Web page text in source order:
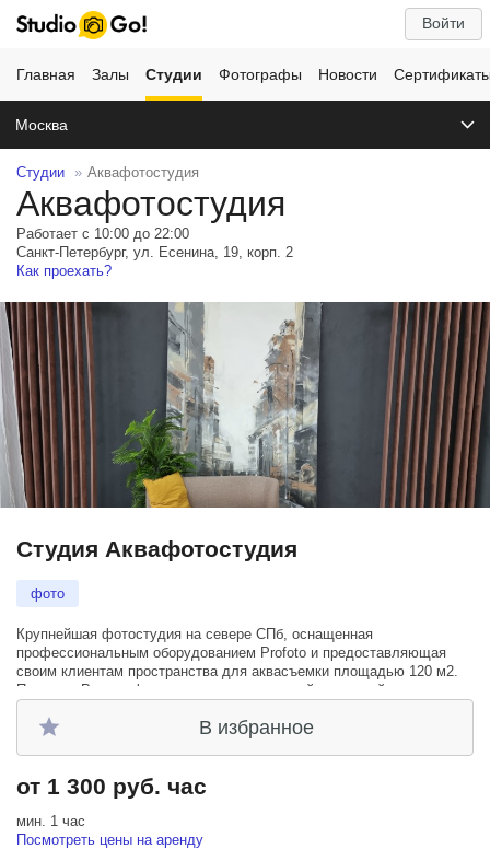
Войти
Главная Залы Студии Фотографы Новости
Москва
Студии Аквафотостудия
Аквафотостудия
Работает с 10:00 до 22:00
Санкт-Петербург, ул. Есенина, 19, корп. 2
Как проехать?
Студия Аквафотостудия
фото
Крупнейшая фотостудия на севере СПб, оснащенная
профессиональным оборудованием Profoto и предоставляющая
своим клиентам пространства для аквасъемки площадью 120 м2.
Первая в России фотостудия с полноценной аквазоной.
С нашей помощью начинающие и профессиональные фотографы
В избранное
от 1 300 руб. час
мин. 1 час
Посмотреть цены на аренду